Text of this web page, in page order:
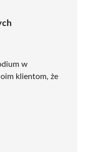
w
klientom, że